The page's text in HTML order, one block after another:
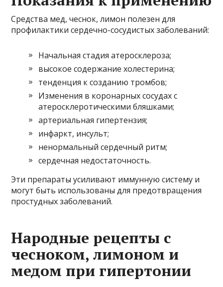
Средства мед, чеснок, лимон полезен для
профилактики сердечно-сосудистых заболеваний:
Начальная стадия атеросклероза;
высокое содержание холестерина;
тенденция к созданию тромбов;
Изменения в коронарных сосудах с
атеросклеротическими бляшками;
артериальная гипертензия;
инфаркт, инсульт;
ненормальный сердечный ритм;
сердечная недостаточность.
Эти препараты усиливают иммунную систему и
могут быть использованы для предотвращения
простудных заболеваний.
Народные рецепты с
чесноком, лимоном и
медом при гипертонии